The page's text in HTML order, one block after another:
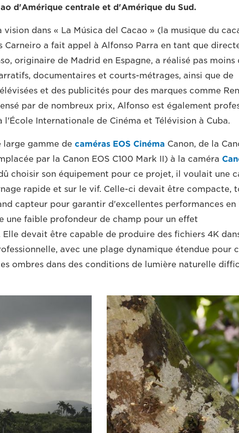
d'Amérique centrale et d'Amérique du Sud.
vision dans « La Música del Cacao » (la musique du
Carneiro a fait appel à Alfonso Parra en tant que
originaire de Madrid en Espagne, a réalisé pas moins
documentaires et courts-métrages, ainsi que de
et des publicités pour des marques comme
par de nombreux prix, Alfonso est également
l'École Internationale de Cinéma et Télévision à Cuba.
large gamme de caméras EOS Cinéma Canon, de la
par la Canon EOS C100 Mark II) à la caméra
choisir son équipement pour ce projet, il voulait une
rapide et sur le vif. Celle-ci devait être compacte,
capteur pour garantir d'excellentes performances en
une faible profondeur de champ pour un effet
devait être capable de produire des fichiers 4K
avec une plage dynamique étendue pour
ombres dans des conditions de lumière naturelle